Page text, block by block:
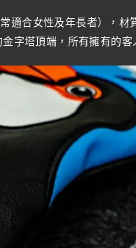
適合女性及年長者），
字塔頂端，所有擁有的客